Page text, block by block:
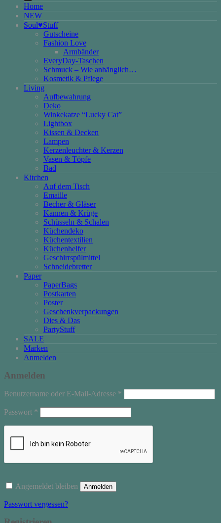
Home
NEW
Soul♥Stuff
Gutscheine
Fashion Love
Armbänder
EveryDay-Taschen
Schmuck – Wie anhänglich…
Kosmetik & Pflege
Living
Aufbewahrung
Deko
Winkekatze “Lucky Cat”
Lightbox
Kissen & Decken
Lampen
Kerzenleuchter & Kerzen
Vasen & Töpfe
Bad
Kitchen
Auf dem Tisch
Emaille
Becher & Gläser
Kannen & Krüge
Schüsseln & Schalen
Küchendeko
Küchentextilien
Küchenhelfer
Geschirrspülmittel
Schneidebretter
Paper
PaperBags
Postkarten
Poster
Geschenkverpackungen
Dies & Das
PartyStuff
SALE
Marken
Anmelden
Anmelden
Benutzername oder E-Mail-Adresse *
Passwort *
Angemeldet bleiben Anmelden
Passwort vergessen?